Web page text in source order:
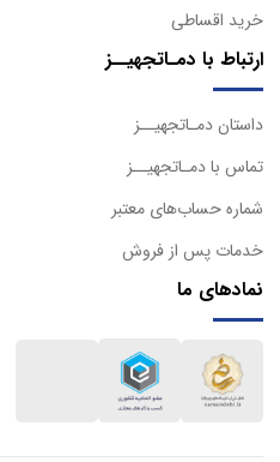
خرید اقساطی
ارتباط با دمـاتجهیــز
داستان دمـاتجهیــز
تماس با دمـاتجهیــز
شماره حساب‌های معتبر
خدمات پس از فروش
نمادهای ما